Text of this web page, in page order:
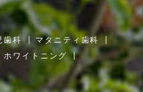
歯科
マタニティ歯科
ホワイトニング